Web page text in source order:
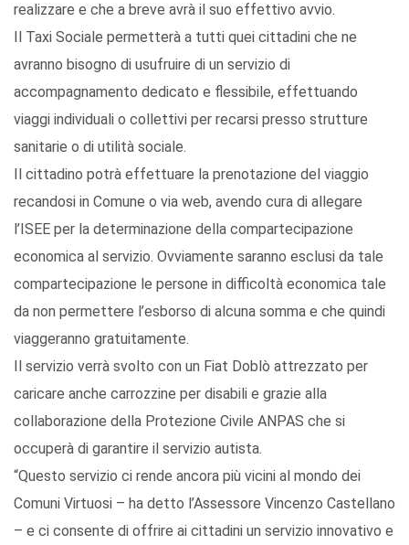
realizzare e che a breve avrà il suo effettivo avvio.
Il Taxi Sociale permetterà a tutti quei cittadini che ne
avranno bisogno di usufruire di un servizio di
accompagnamento dedicato e flessibile, effettuando
viaggi individuali o collettivi per recarsi presso strutture
sanitarie o di utilità sociale.
Il cittadino potrà effettuare la prenotazione del viaggio
recandosi in Comune o via web, avendo cura di allegare
l’ISEE per la determinazione della compartecipazione
economica al servizio. Ovviamente saranno esclusi da tale
compartecipazione le persone in difficoltà economica tale
da non permettere l’esborso di alcuna somma e che quindi
viaggeranno gratuitamente.
Il servizio verrà svolto con un Fiat Doblò attrezzato per
caricare anche carrozzine per disabili e grazie alla
collaborazione della Protezione Civile ANPAS che si
occuperà di garantire il servizio autista.
“Questo servizio ci rende ancora più vicini al mondo dei
Comuni Virtuosi – ha detto l’Assessore Vincenzo Castellano
– e ci consente di offrire ai cittadini un servizio innovativo e